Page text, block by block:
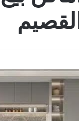
القصيم